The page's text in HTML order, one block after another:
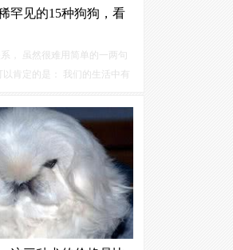
罕见的15种狗狗，看
， 虽然很难用简单的一两句
肯定的是： 我们的生活中有
全， 人生赢家作为新时代的
狗大约有400多种 ...